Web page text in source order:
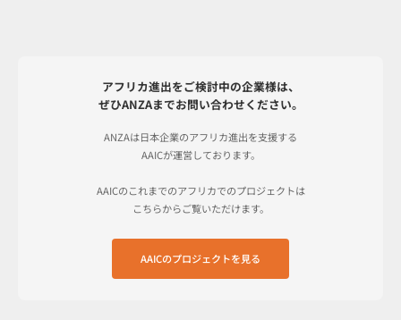
アフリカ進出をご検討中の企業様は、
ぜひANZAまでお問い合わせください。
ANZAは日本企業のアフリカ進出を支援する
AAICが運営しております。
AAICのこれまでのアフリカでのプロジェクトは
こちらからご覧いただけます。
AAICのプロジェクトを見る